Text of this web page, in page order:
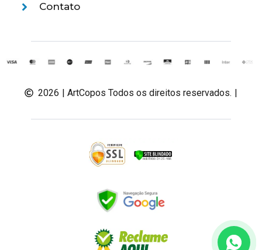
Contato
2026 | ArtCopos Todos os direitos reservados.